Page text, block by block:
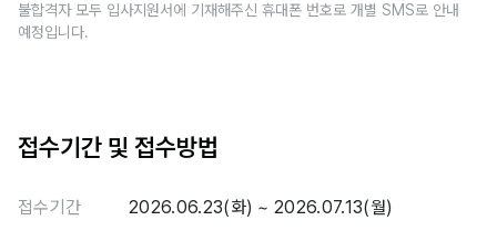
불합격자 모두 입사지원서에 기재해주신 휴대폰 번호로 개별 SMS로 안내
예정입니다.
접수기간 및 접수방법
접수기간
2026.06.23(화) ~ 2026.07.13(월)